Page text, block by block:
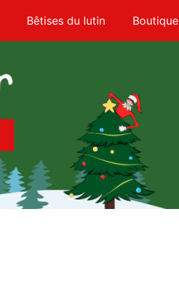
Bêtises du lutin Boutique